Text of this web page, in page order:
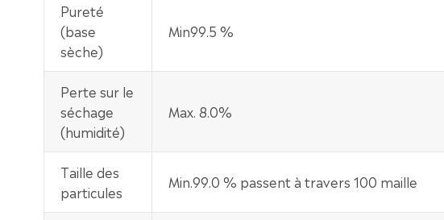
Pureté
(base
sèche)
Min99.5 %
Perte sur le
séchage
(humidité)
Max. 8.0%
Taille des
particules
Min.99.0 % passent à travers 100 maille